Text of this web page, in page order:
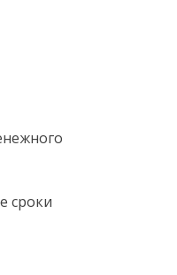
сроки